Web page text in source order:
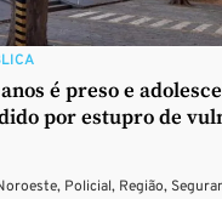
é preso e
por estupro de
, Policial, Região,